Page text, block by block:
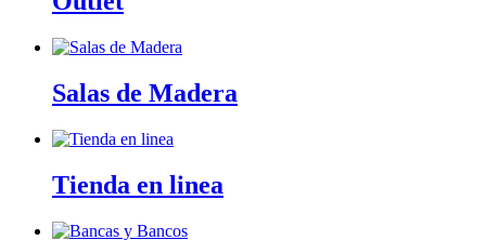
Salas de Madera
Tienda en linea